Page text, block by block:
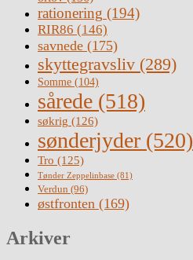
rationering (194)
RIR86 (146)
savnede (175)
skyttegravsliv (289)
Somme (104)
sårede (518)
søkrig (126)
sønderjyder (520)
Tro (125)
Tønder Zeppelinbase (81)
Verdun (96)
østfronten (169)
Arkiver